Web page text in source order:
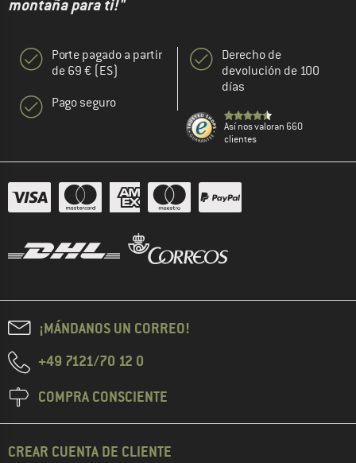
montaña para ti!"
Porte pagado a partir
de 69 € (ES)
Pago seguro
Derecho de
devolución de 100
días
Así nos valoran 660
clientes
¡MÁNDANOS UN CORREO!
+49 7121/70 12 0
COMPRA CONSCIENTE
CREAR CUENTA DE CLIENTE